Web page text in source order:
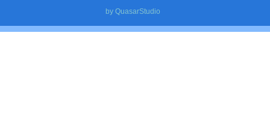
by QuasarStudio